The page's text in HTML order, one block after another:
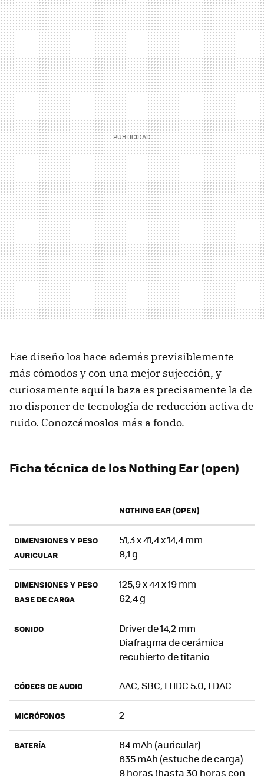
Ese diseño los hace además previsiblemente
más cómodos y con una mejor sujección, y
curiosamente aquí la baza es precisamente la de
no disponer de tecnología de reducción activa de
ruido. Conozcámoslos más a fondo.
Ficha técnica de los Nothing Ear (open)
NOTHING EAR (OPEN)
DIMENSIONES Y PESO
AURICULAR
51,3 x 41,4 x 14,4 mm
8,1 g
DIMENSIONES Y PESO
BASE DE CARGA
125,9 x 44 x 19 mm
62,4 g
SONIDO
Driver de 14,2 mm
Diafragma de cerámica
recubierto de titanio
CÓDECS DE AUDIO AAC, SBC, LHDC 5.0, LDAC
MICRÓFONOS 2
BATERÍA
64 mAh (auricular)
635 mAh (estuche de carga)
8 horas (hasta 30 horas con